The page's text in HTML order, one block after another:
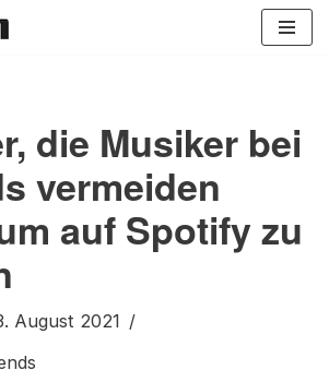
die Musiker bei
vermeiden
auf Spotify zu
August 2021